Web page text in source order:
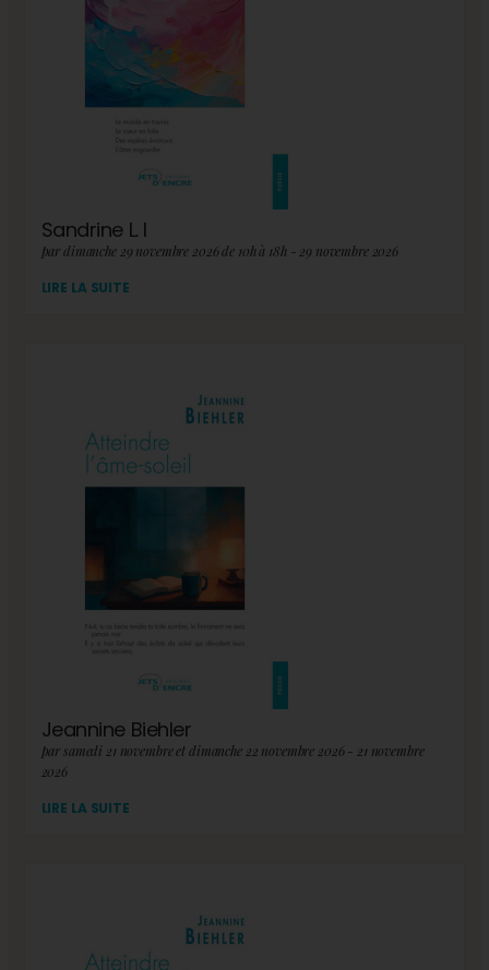
Sandrine L. I
par dimanche 29 novembre 2026 de 10h à 18h - 29 novembre 2026
LIRE LA SUITE
Jeannine Biehler
par samedi 21 novembre et dimanche 22 novembre 2026 - 21 novembre
2026
LIRE LA SUITE